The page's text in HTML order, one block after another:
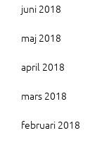
juni 2018
maj 2018
april 2018
mars 2018
februari 2018